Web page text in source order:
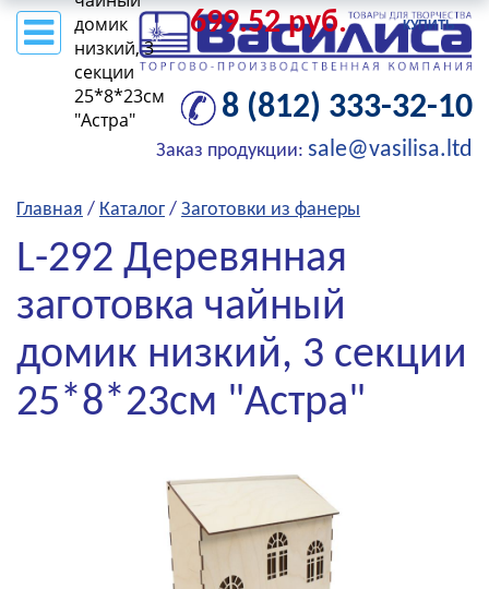
8 (812) 333-32-10
Заказ продукции: sale@vasilisa.ltd
Главная / Каталог / Заготовки из фанеры
L-292 Деревянная
заготовка чайный
домик низкий, 3 секции
25*8*23см "Астра"
домик
низкий, 3
секции
25*8*23см
"Астра"
699.52 руб. КУПИТЬ